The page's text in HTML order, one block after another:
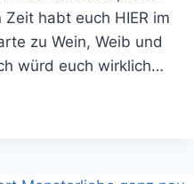
habt euch HIER im
zu Wein, Weib und
würd euch wirklich…